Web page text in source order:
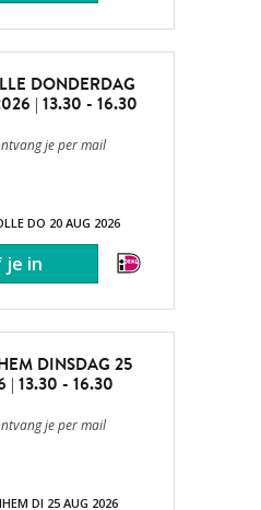
DONDERDAG
| 13.30 - 16.30
je per mail
DO 20 AUG 2026
DINSDAG 25
| 13.30 - 16.30
je per mail
DI 25 AUG 2026